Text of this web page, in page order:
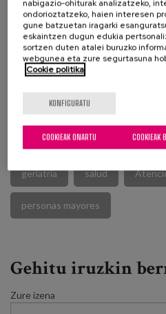
William Osler (1849-1919)
EGILEA
Javier Alaba
Matia Fundazioako
geriatría salud
personas mayores
Gehitu iruzkin
Zure izena
nabigazio-ohiturak analizatzeko,
ondorioztatzeko, haien interesen
gune batzuetan iragarki
eskaintzen dugun edukia
sortzen duten atalei buruzko
webgunea eta zure segurtasuna
Cookie politika
KONFIGURATU
COOKIEAK
COOKIEAK ONARTU